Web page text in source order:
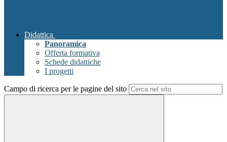
Didattica
Panoramica
Offerta formativa
Schede didattiche
I progetti
Campo di ricerca per le pagine del sito